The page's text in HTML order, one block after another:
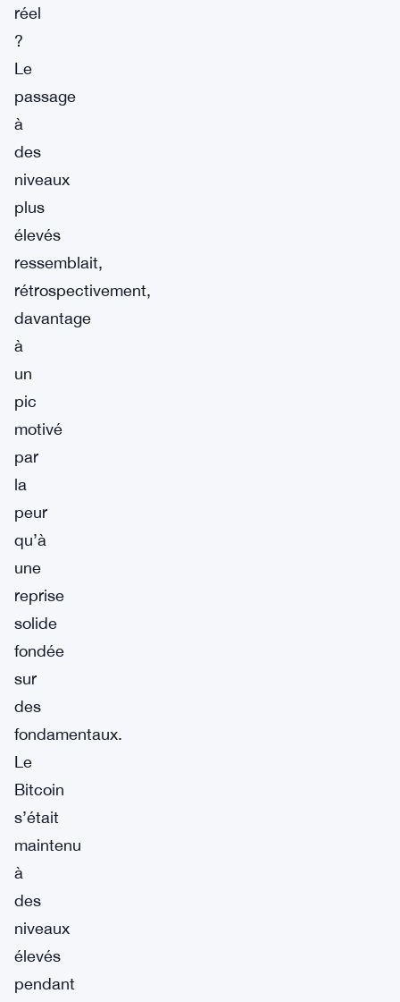
réel
?
Le
passage
à
des
niveaux
plus
élevés
ressemblait,
rétrospectivement,
davantage
à
un
pic
motivé
par
la
peur
qu’à
une
reprise
solide
fondée
sur
des
fondamentaux.
Le
Bitcoin
s’était
maintenu
à
des
niveaux
élevés
pendant